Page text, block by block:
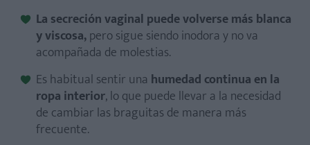
La secreción vaginal puede volverse más blanca
y viscosa,pero sigue siendo inodora y no va
acompañada de molestias.
Es habitual sentir una humedad continua en la
ropa interior, lo que puede llevar a la necesidad
de cambiar las braguitas de manera más
frecuente.